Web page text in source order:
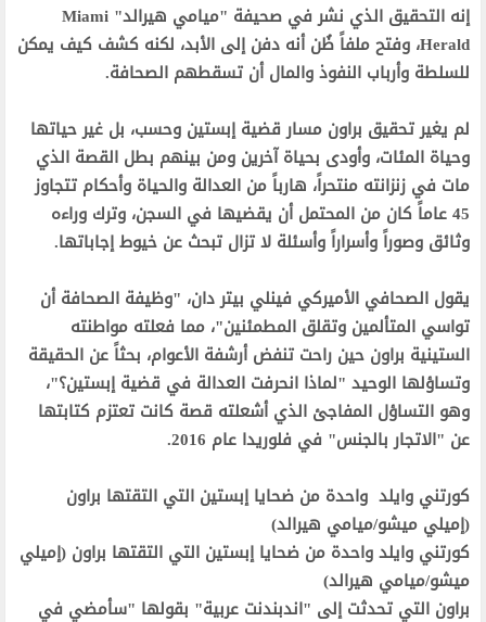
‫إنه التحقيق الذي نشر في صحيفة "ميامي هيرالد" Miami
Herald، وفتح ملفاً ظُن أنه دفن إلى الأبد، لكنه كشف كيف يمكن
للسلطة وأرباب النفوذ والمال أن تسقطهم الصحافة.‬
‫لم يغير تحقيق براون مسار قضية إبستين وحسب، بل غير حياتها
وحياة المئات، وأودى بحياة آخرين ومن بينهم بطل القصة الذي
مات في زنزانته منتحراً، هارباً من العدالة والحياة وأحكام تتجاوز
45 عاماً كان من المحتمل أن يقضيها في السجن، وترك وراءه
وثائق وصوراً وأسراراً وأسئلة لا تزال تبحث عن خيوط إجاباتها.‬
‫يقول الصحافي الأميركي فينلي بيتر دان، "وظيفة الصحافة أن
تواسي المتألمين وتقلق المطمئنين"، مما فعلته مواطنته
الستينية براون حين راحت تنفض أرشفة الأعوام، بحثاً عن الحقيقة
وتساؤلها الوحيد "لماذا انحرفت العدالة في قضية إبستين؟"،
وهو التساؤل المفاجئ الذي أشعلته قصة كانت تعتزم كتابتها
عن "الاتجار بالجنس" في فلوريدا عام 2016.‬
‫كورتني وايلد واحدة من ضحايا إبستين التي التقتها براون
(إميلي ميشو/ميامي هيرالد)‬
‫كورتني وايلد واحدة من ضحايا إبستين التي التقتها براون (إميلي
ميشو/ميامي هيرالد)‬
‫براون التي تحدثت إلى "اندبندنت عربية" بقولها "سأمضي في